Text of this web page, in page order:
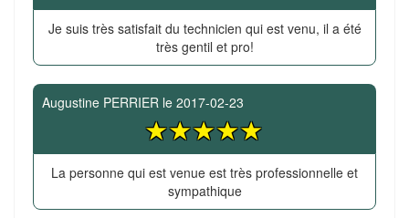
Je suis très satisfait du technicien qui est venu, il a été
très gentil et pro!
Augustine PERRIER le 2017-02-23
La personne qui est venue est très professionnelle et
sympathique